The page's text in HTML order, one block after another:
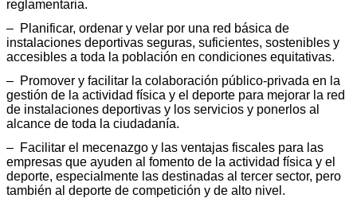
reglamentaria.
– Planificar, ordenar y velar por una red básica de
instalaciones deportivas seguras, suficientes, sostenibles y
accesibles a toda la población en condiciones equitativas.
– Promover y facilitar la colaboración público-privada en la
gestión de la actividad física y el deporte para mejorar la red
de instalaciones deportivas y los servicios y ponerlos al
alcance de toda la ciudadanía.
– Facilitar el mecenazgo y las ventajas fiscales para las
empresas que ayuden al fomento de la actividad física y el
deporte, especialmente las destinadas al tercer sector, pero
también al deporte de competición y de alto nivel.